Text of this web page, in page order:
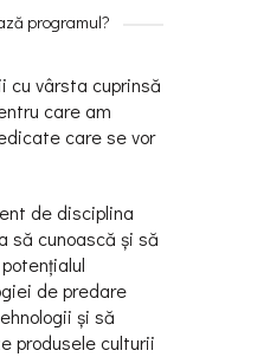
programul?
cu vârsta cuprinsă
care am
care se vor
de disciplina
să cunoască și să
de predare
și să
produsele culturii